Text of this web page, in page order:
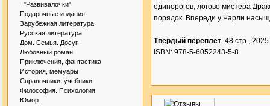
"Развивалочки"
Подарочные издания
Зарубежная литература
Русская литература
Дом. Семья. Досуг.
Любовный роман
Приключения, фантастика
История, мемуары
Справочники, учебники
Философия. Психология
Юмор
единорогов, логово мистера
порядок. Впереди у Чарли
Твердый переплет, 48 стр., 2025
ISBN: 978-5-6052243-5-8